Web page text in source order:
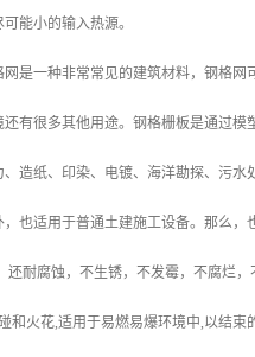
能小的输入热源。
是一种非常常见的建筑材料，钢格
有很多其他用途。钢格栅板是通过
造纸、印染、电镀、海洋勘探、污
也适用于普通土建施工设备。那么
还耐腐蚀，不生锈，不发霉，不腐烂
和火花,适用于易燃易爆环境中,以结